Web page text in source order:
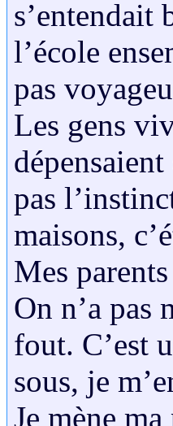
s’entendait
l’école
pas
Les gens
pas
maisons,
Mes
On n’a pas
fout. C’est
sous, je
Je mène